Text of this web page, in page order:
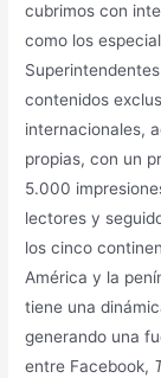
cubrimos con
como los
contenidos
internacionales,
propias, con un
5.000
lectores y
los cinco
América y la
tiene una
generando una
entre Facebook,